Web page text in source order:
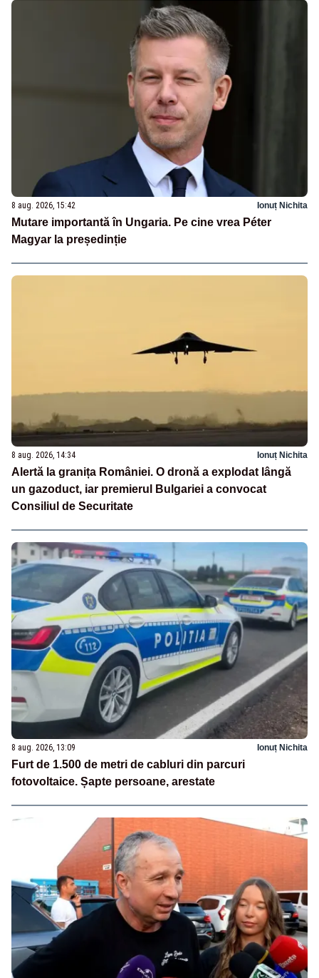
8 aug. 2026, 15:42 Ionuț Nichita
Mutare importantă în Ungaria. Pe cine vrea Péter
Magyar la președinție
8 aug. 2026, 14:34 Ionuț Nichita
Alertă la granița României. O dronă a explodat lângă
un gazoduct, iar premierul Bulgariei a convocat
Consiliul de Securitate
8 aug. 2026, 13:09 Ionuț Nichita
Furt de 1.500 de metri de cabluri din parcuri
fotovoltaice. Șapte persoane, arestate